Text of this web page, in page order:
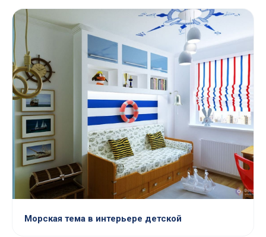
Морская тема в интерьере детской